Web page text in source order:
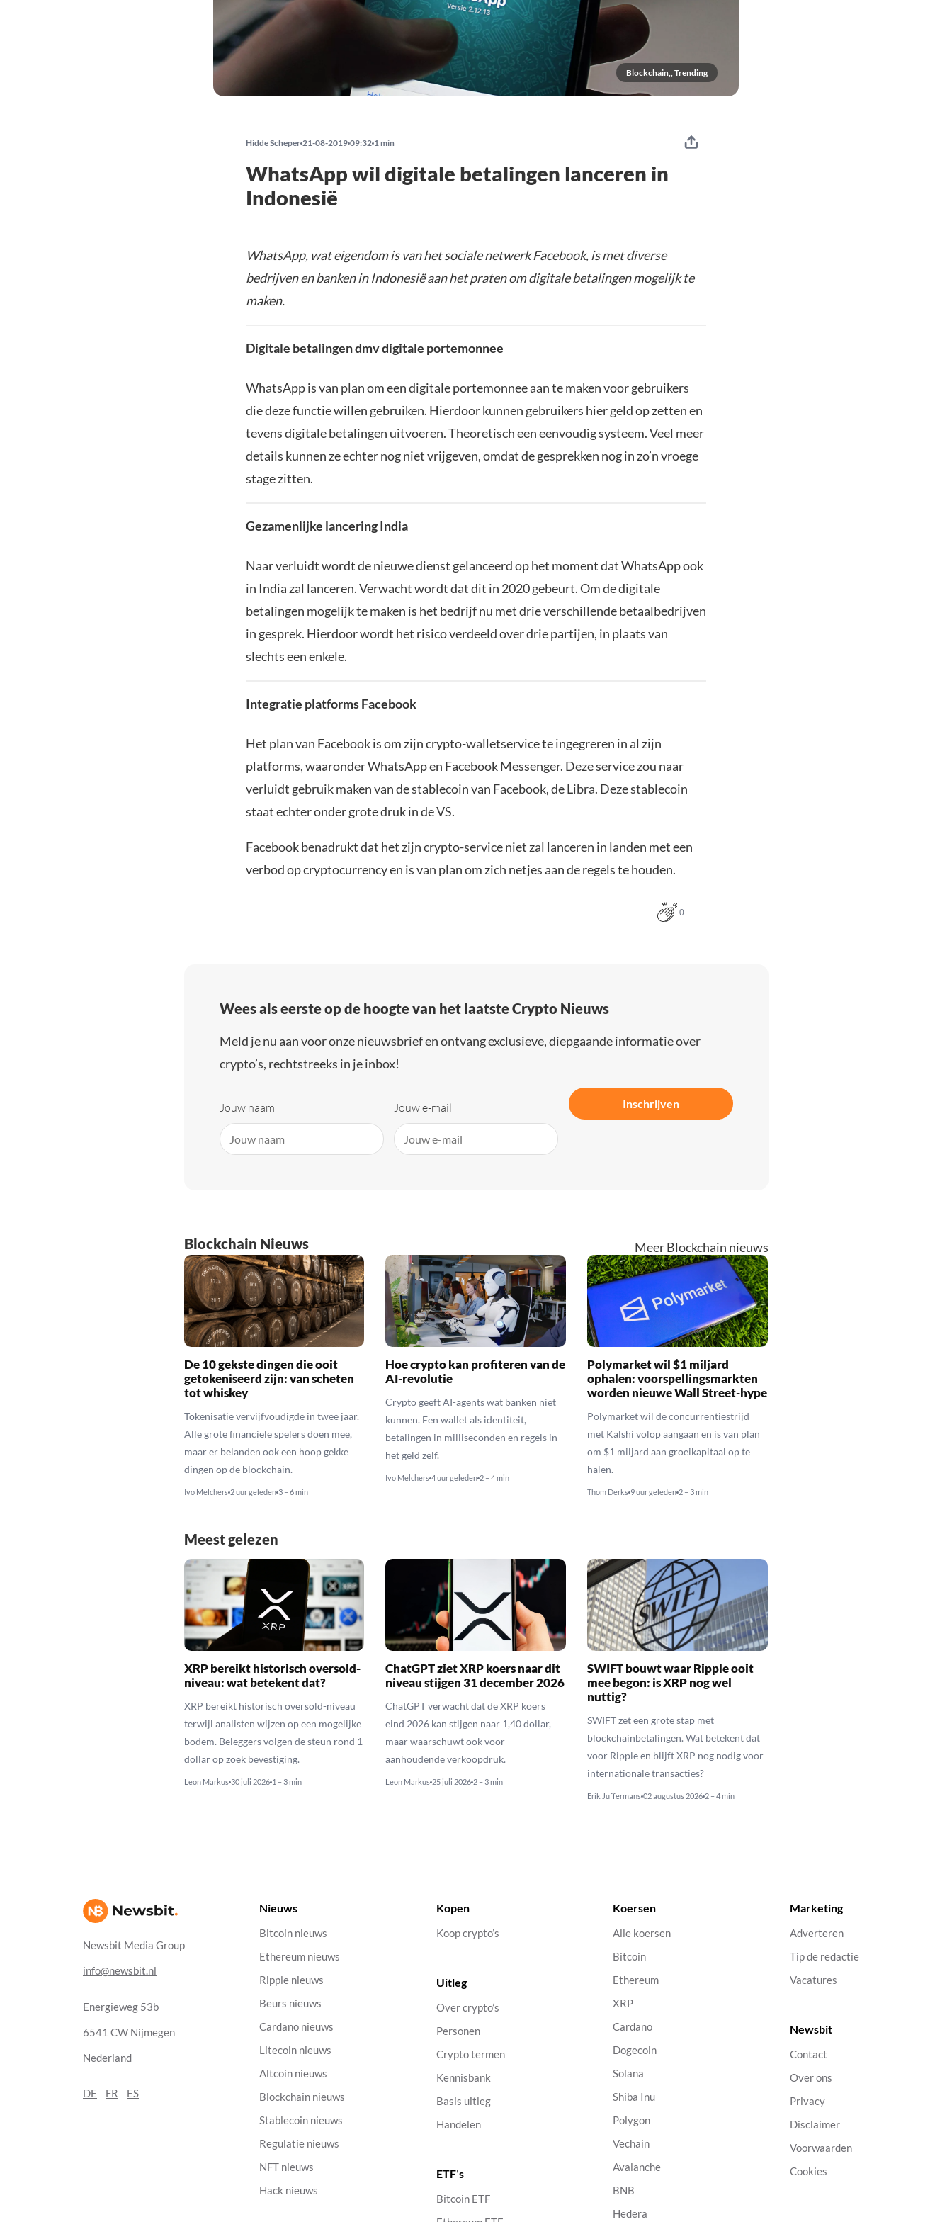
Blockchain,, Trending
Hidde Scheper 21-08-2019 09:32 1 min
WhatsApp wil digitale betalingen lanceren in
Indonesië
WhatsApp, wat eigendom is van het sociale netwerk Facebook, is met diverse
bedrijven en banken in Indonesië aan het praten om digitale betalingen mogelijk te
maken.
Digitale betalingen dmv digitale portemonnee
WhatsApp is van plan om een digitale portemonnee aan te maken voor gebruikers
die deze functie willen gebruiken. Hierdoor kunnen gebruikers hier geld op zetten en
tevens digitale betalingen uitvoeren. Theoretisch een eenvoudig systeem. Veel meer
details kunnen ze echter nog niet vrijgeven, omdat de gesprekken nog in zo’n vroege
stage zitten.
Gezamenlijke lancering India
Naar verluidt wordt de nieuwe dienst gelanceerd op het moment dat WhatsApp ook
in India zal lanceren. Verwacht wordt dat dit in 2020 gebeurt. Om de digitale
betalingen mogelijk te maken is het bedrijf nu met drie verschillende betaalbedrijven
in gesprek. Hierdoor wordt het risico verdeeld over drie partijen, in plaats van
slechts een enkele.
Integratie platforms Facebook
Het plan van Facebook is om zijn crypto-walletservice te ingegreren in al zijn
platforms, waaronder WhatsApp en Facebook Messenger. Deze service zou naar
verluidt gebruik maken van de stablecoin van Facebook, de Libra. Deze stablecoin
staat echter onder grote druk in de VS.
Facebook benadrukt dat het zijn crypto-service niet zal lanceren in landen met een
verbod op cryptocurrency en is van plan om zich netjes aan de regels te houden.
0
Wees als eerste op de hoogte van het laatste Crypto Nieuws
Meld je nu aan voor onze nieuwsbrief en ontvang exclusieve, diepgaande informatie over
crypto’s, rechtstreeks in je inbox!
Jouw naam Jouw e-mail Inschrijven
Blockchain Nieuws Meer Blockchain nieuws
De 10 gekste dingen die ooit
getokeniseerd zijn: van scheten
tot whiskey
Tokenisatie vervijfvoudigde in twee jaar.
Alle grote financiële spelers doen mee,
maar er belanden ook een hoop gekke
dingen op de blockchain.
Ivo Melchers 2 uur geleden 3 – 6 min
Hoe crypto kan profiteren van de
AI-revolutie
Crypto geeft AI-agents wat banken niet
kunnen. Een wallet als identiteit,
betalingen in milliseconden en regels in
het geld zelf.
Ivo Melchers 4 uur geleden 2 – 4 min
Polymarket wil $1 miljard
ophalen: voorspellingsmarkten
worden nieuwe Wall Street-hype
Polymarket wil de concurrentiestrijd
met Kalshi volop aangaan en is van plan
om $1 miljard aan groeikapitaal op te
halen.
Thom Derks 9 uur geleden 2 – 3 min
Meest gelezen
XRP bereikt historisch oversold-
niveau: wat betekent dat?
XRP bereikt historisch oversold-niveau
terwijl analisten wijzen op een mogelijke
bodem. Beleggers volgen de steun rond 1
dollar op zoek bevestiging.
Leon Markus 30 juli 2026 1 – 3 min
ChatGPT ziet XRP koers naar dit
niveau stijgen 31 december 2026
ChatGPT verwacht dat de XRP koers
eind 2026 kan stijgen naar 1,40 dollar,
maar waarschuwt ook voor
aanhoudende verkoopdruk.
Leon Markus 25 juli 2026 2 – 3 min
SWIFT bouwt waar Ripple ooit
mee begon: is XRP nog wel
nuttig?
SWIFT zet een grote stap met
blockchainbetalingen. Wat betekent dat
voor Ripple en blijft XRP nog nodig voor
internationale transacties?
Erik Juffermans 02 augustus 2026 2 – 4 min
Newsbit Media Group
info@newsbit.nl
Energieweg 53b
6541 CW Nijmegen
Nederland
DE FR ES
Nieuws
Bitcoin nieuws
Ethereum nieuws
Ripple nieuws
Beurs nieuws
Cardano nieuws
Litecoin nieuws
Altcoin nieuws
Blockchain nieuws
Stablecoin nieuws
Regulatie nieuws
NFT nieuws
Hack nieuws
Kopen
Koop crypto’s
Uitleg
Over crypto’s
Personen
Crypto termen
Kennisbank
Basis uitleg
Handelen
ETF’s
Bitcoin ETF
Koersen
Alle koersen
Bitcoin
Ethereum
XRP
Cardano
Dogecoin
Solana
Shiba Inu
Polygon
Vechain
Avalanche
BNB
Hedera
Marketing
Adverteren
Tip de redactie
Vacatures
Newsbit
Contact
Over ons
Privacy
Disclaimer
Voorwaarden
Cookies